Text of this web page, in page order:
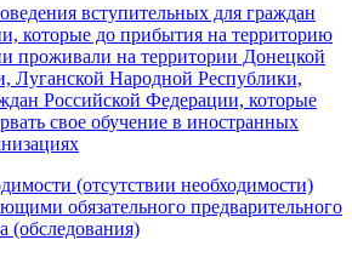
вступительных для граждан
которые до прибытия на территорию
проживали на территории Донецкой
Луганской Народной Республики,
Российской Федерации, которые
свое обучение в иностранных
(отсутствии необходимости)
обязательного предварительного
(обследования)